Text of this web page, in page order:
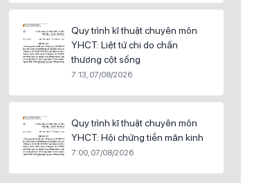
Quy trình kĩ thuật chuyên môn
YHCT: Liệt tứ chi do chấn
thương cột sống
7:13, 07/08/2026
Quy trình kĩ thuật chuyên môn
YHCT: Hội chứng tiền mãn kinh
7:00, 07/08/2026